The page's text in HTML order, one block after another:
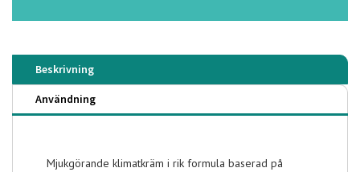
Beskrivning
Användning
Mjukgörande klimatkräm i rik formula baserad på